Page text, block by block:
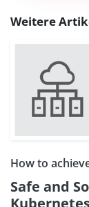
Weitere
How to
Safe and